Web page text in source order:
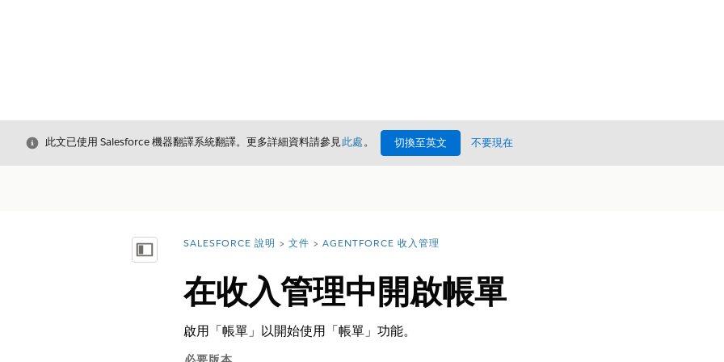
結束
此文已使用 Salesforce 機器翻譯系統翻譯。更多詳細資料請參見此處。 切換至英文 不要現在
顯示目錄 您位於此處：
SALESFORCE 說明 文件 AGENTFORCE 收入管理
在收入管理中開啟帳單
啟用「帳單」以開始使用「帳單」功能。